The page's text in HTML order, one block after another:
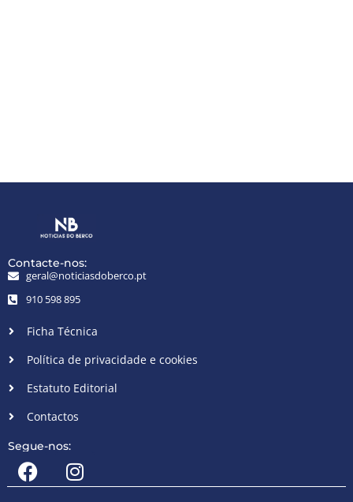
Contacte-nos:
geral@noticiasdoberco.pt
910 598 895
Ficha Técnica
Política de privacidade e cookies
Estatuto Editorial
Contactos
Segue-nos: